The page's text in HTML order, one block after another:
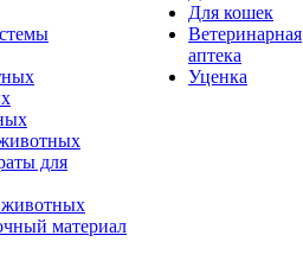
для
животных
материал
Для кошек
Ветеринарная
аптека
Уценка